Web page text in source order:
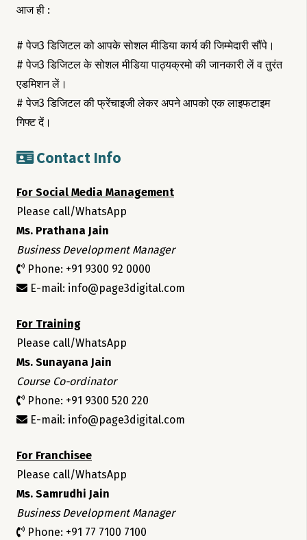
आज ही :
# पेज3 डिजिटल को आपके सोशल मीडिया कार्य की जिम्मेदारी सौंपे।
# पेज3 डिजिटल के सोशल मीडिया पाठ्यक्रमो की जानकारी लें व तुरंत
एडमिशन लें।
# पेज3 डिजिटल की फ्रेंचाइजी लेकर अपने आपको एक लाइफटाइम
गिफ्ट दें।
Contact Info
For Social Media Management
Please call/WhatsApp
Ms. Prathana Jain
Business Development Manager
Phone: +91 9300 92 0000
E-mail: info@page3digital.com
For Training
Please call/WhatsApp
Ms. Sunayana Jain
Course Co-ordinator
Phone: +91 9300 520 220
E-mail: info@page3digital.com
For Franchisee
Please call/WhatsApp
Ms. Samrudhi Jain
Business Development Manager
Phone: +91 77 7100 7100